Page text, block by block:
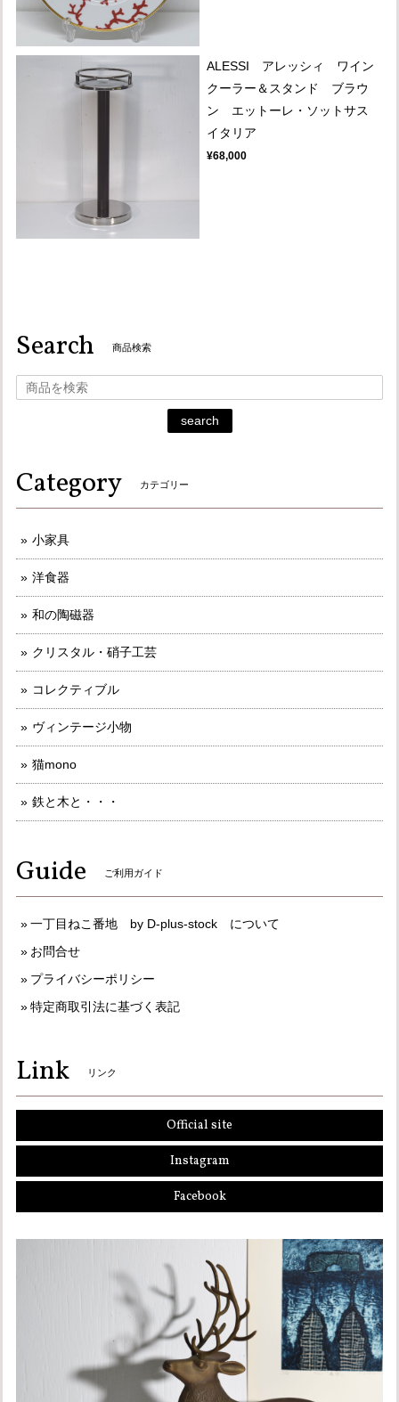
ALESSI アレッシィ ワイン
クーラー＆スタンド ブラウ
ン エットーレ・ソットサス
イタリア
¥68,000
Search 商品検索
search
Category カテゴリー
小家具
洋食器
和の陶磁器
クリスタル・硝子工芸
コレクティブル
ヴィンテージ小物
猫mono
鉄と木と・・・
Guide ご利用ガイド
一丁目ねこ番地 by D-plus-stock について
お問合せ
プライバシーポリシー
特定商取引法に基づく表記
Link リンク
Official site
Instagram
Facebook